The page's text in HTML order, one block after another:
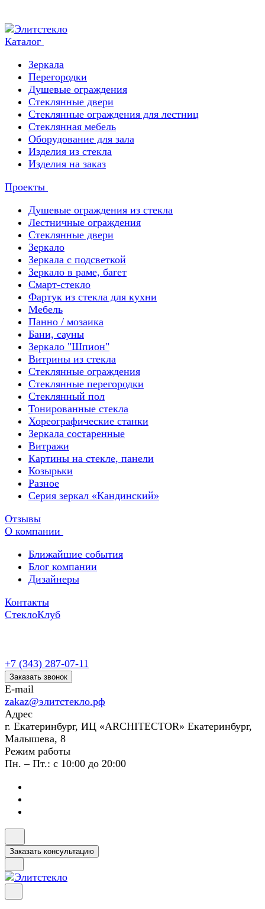
Каталог
Зеркала
Перегородки
Душевые ограждения
Стеклянные двери
Стеклянные ограждения для лестниц
Стеклянная мебель
Оборудование для зала
Изделия из стекла
Изделия на заказ
Проекты
Душевые ограждения из стекла
Лестничные ограждения
Стеклянные двери
Зеркало
Зеркала с подсветкой
Зеркало в раме, багет
Смарт-стекло
Фартук из стекла для кухни
Мебель
Панно / мозаика
Бани, сауны
Зеркало "Шпион"
Витрины из стекла
Стеклянные ограждения
Стеклянные перегородки
Стеклянный пол
Тонированные стекла
Хореографические станки
Зеркала состаренные
Витражи
Картины на стекле, панели
Козырьки
Разное
Серия зеркал «Кандинский»
Отзывы
О компании
Ближайшие события
Блог компании
Дизайнеры
Контакты
СтеклоКлуб
+7 (343) 287-07-11
Заказать звонок
E-mail
zakaz@элитстекло.рф
Адрес
г. Екатеринбург, ИЦ «ARCHITECTOR» Екатеринбург,
Малышева, 8
Режим работы
Пн. – Пт.: с 10:00 до 20:00
Заказать консультацию